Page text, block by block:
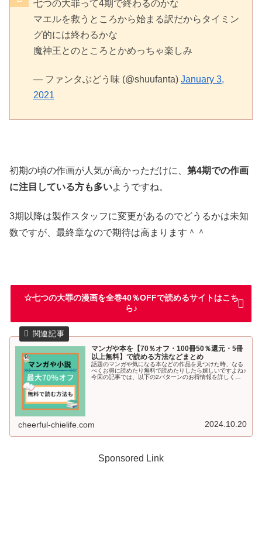
七つの大罪って4期で終わるのかな
マエルを救うところから始まる訳だからタイミン
グ的には終わるかな
魔神王とのところとかめっちゃ楽しみ
— ファンタぶどう味 (@shuufanta) January 3,
2021
初期の頃の作画が人気が高かっただけに、 第4期での作画
に注目している方も多いようですね。
3期以降は製作スタッフに変更があるのでどうるかは未知
数ですが、最終章なので期待は高まります＾＾
☆七つの大罪の漫画を全巻40％OFFで読めるサイトはこち
ら♪
マンガや本を【70％オフ・100冊50％還元・5冊
以上無料】で読める方法などまとめ
話題のマンガや気になる本などの作品を見つけた時、なる
べくお得に読めたり無料で読めたりしたら嬉しいですよね♪
今回の記事では、以下の2パターンのお得情報を詳しくご
cheerful-chielife.com 2024.10.20
Sponsored Link